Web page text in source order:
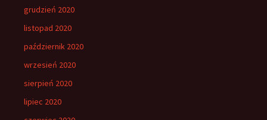
grudzień 2020
listopad 2020
październik 2020
wrzesień 2020
sierpień 2020
lipiec 2020